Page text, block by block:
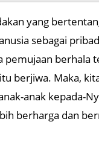
yang
sebagai
berhala
berjiwa. Maka,
anak kepada-
berharga dan